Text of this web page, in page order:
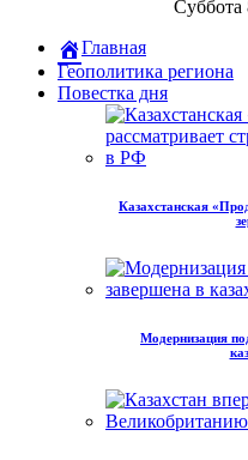
Суббота
Главная
Геополитика региона
Повестка дня
Казахстанская
Модернизация